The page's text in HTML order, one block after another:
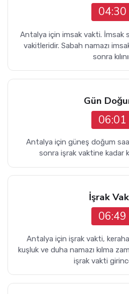
04:30
Antalya için imsak vakti. İmsak
vakitleridir. Sabah namazı
sonra
Gün
06:01
Antalya için güneş doğum
sonra işrak vaktine kadar
İşrak
06:49
Antalya için işrak vakti,
kuşluk ve duha namazı kılma
işrak vakti girince